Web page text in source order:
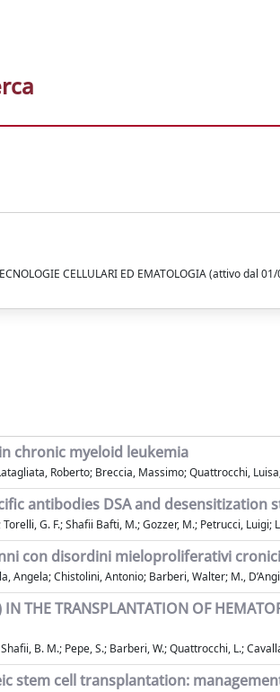
CELLULARI ED EMATOLOGIA (attivo dal
chronic myeloid leukemia
Roberto; Breccia, Massimo; Quattrocchi,
antibodies DSA and desensitization
G. F.; Shafii Bafti, M.; Gozzer, M.; Petrucci,
con disordini mieloproliferativi
Angela; Chistolini, Antonio; Barberi, Walter; M.,
THE TRANSPLANTATION OF
B. M.; Pepe, S.; Barberi, W.; Quattrocchi, L.;
stem cell transplantation: